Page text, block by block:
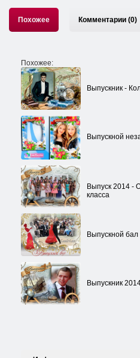
Похожее Комментарии (0)
Похожее:
Выпускник -
Выпускной
Выпуск 2014 -
класса
Выпускной
Выпускник